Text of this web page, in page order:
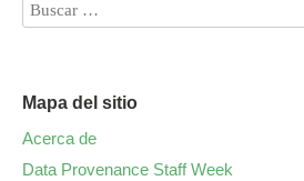
Mapa del sitio
Acerca de
Data Provenance Staff Week